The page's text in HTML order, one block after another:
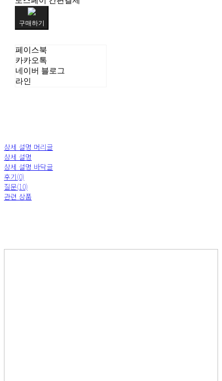
구매하기
페이스북
카카오톡
네이버 블로그
라인
상세 설명 머리글
상세 설명
상세 설명 바닥글
후기(0)
질문(10)
관련 상품